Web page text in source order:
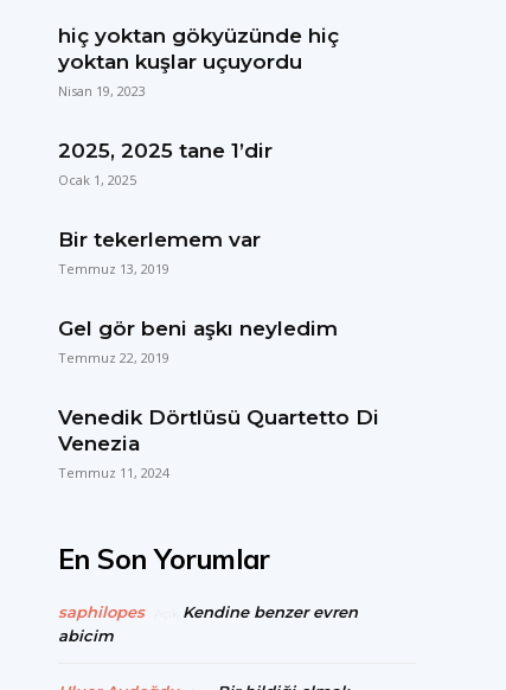
hiç yoktan gökyüzünde hiç
yoktan kuşlar uçuyordu
Nisan 19, 2023
2025, 2025 tane 1’dir
Ocak 1, 2025
Bir tekerlemem var
Temmuz 13, 2019
Gel gör beni aşkı neyledim
Temmuz 22, 2019
Venedik Dörtlüsü Quartetto Di
Venezia
Temmuz 11, 2024
En Son Yorumlar
saphilopes
Kendine benzer evren
abicim